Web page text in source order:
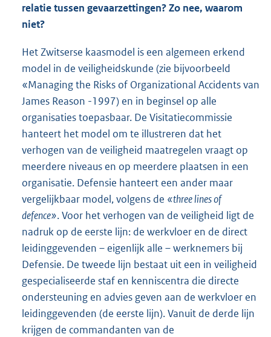
relatie tussen gevaarzettingen? Zo nee, waarom
niet?
Het Zwitserse kaasmodel is een algemeen erkend
model in de veiligheidskunde (zie bijvoorbeeld
«Managing the Risks of Organizational Accidents van
James Reason -1997) en in beginsel op alle
organisaties toepasbaar. De Visitatiecommissie
hanteert het model om te illustreren dat het
verhogen van de veiligheid maatregelen vraagt op
meerdere niveaus en op meerdere plaatsen in een
organisatie. Defensie hanteert een ander maar
vergelijkbaar model, volgens de «three lines of
defence». Voor het verhogen van de veiligheid ligt de
nadruk op de eerste lijn: de werkvloer en de direct
leidinggevenden – eigenlijk alle – werknemers bij
Defensie. De tweede lijn bestaat uit een in veiligheid
gespecialiseerde staf en kenniscentra die directe
ondersteuning en advies geven aan de werkvloer en
leidinggevenden (de eerste lijn). Vanuit de derde lijn
krijgen de commandanten van de